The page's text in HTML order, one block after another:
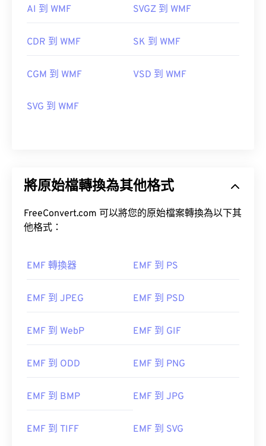
Suite。
Adobe Illustrator
跨平台的免費軟體。可以在 Windows 上開啟 WMF
Photopaint和
首次發布：1992
AI 到 WMF SVGZ 到 WMF
CDR 到 WMF SK 到 WMF
CGM 到 WMF VSD 到 WMF
SVG 到 WMF
將原始檔轉換為其他格式
FreeConvert.com 可以將您的原始檔案轉換為以下其
他格式：
EMF 轉換器 EMF 到 PS
EMF 到 JPEG EMF 到 PSD
EMF 到 WebP EMF 到 GIF
EMF 到 ODD EMF 到 PNG
EMF 到 BMP EMF 到 JPG
EMF 到 TIFF EMF 到 SVG